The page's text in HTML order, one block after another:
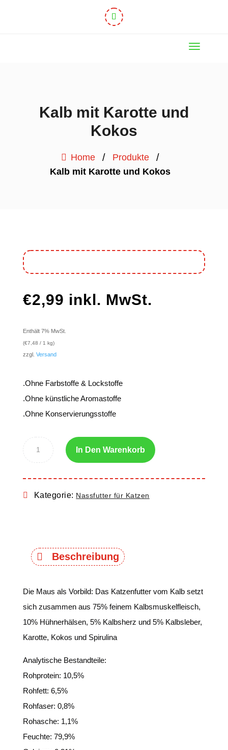
Kalb mit Karotte und
Kokos
Home / Produkte /
Kalb mit Karotte und Kokos
€2,99 inkl. MwSt.
Enthält 7% MwSt.
(€7,48 / 1 kg)
zzgl. Versand
.Ohne Farbstoffe & Lockstoffe
.Ohne künstliche Aromastoffe
.Ohne Konservierungsstoffe
In Den Warenkorb
Kategorie: Nassfutter für Katzen
Beschreibung
Die Maus als Vorbild: Das Katzenfutter vom Kalb setzt
sich zusammen aus 75% feinem Kalbsmuskelfleisch,
10% Hühnerhälsen, 5% Kalbsherz und 5% Kalbsleber,
Karotte, Kokos und Spirulina
Analytische Bestandteile:
Rohprotein: 10,5%
Rohfett: 6,5%
Rohfaser: 0,8%
Rohasche: 1,1%
Feuchte: 79,9%